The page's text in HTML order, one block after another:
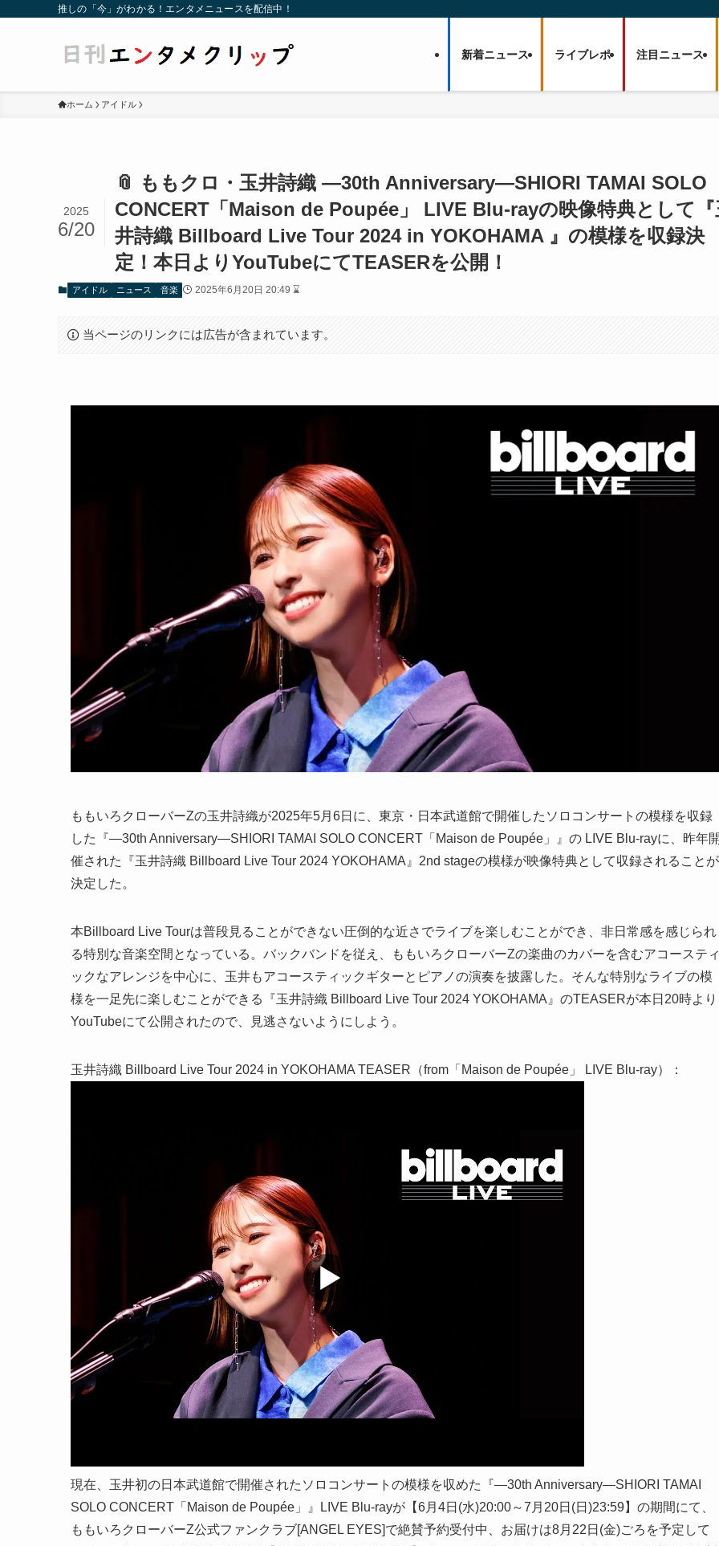
推しの「今」がわかる！エンタメニュースを配信中！
新着ニュース ライブレポ 注目ニュース
ホーム アイドル
📎 ももクロ・玉井詩織 ―30th Anniversary―SHIORI TAMAI SOLO
CONCERT「Maison de Poupée」 LIVE Blu-rayの映像特典として『
井詩織 Billboard Live Tour 2024 in YOKOHAMA 』の模様を収録決
定！本日よりYouTubeにてTEASERを公開！
2025
6/20
アイドル ニュース 音楽 2025年6月20日 20:49 ⌛
当ページのリンクには広告が含まれています。
ももいろクローバーZの玉井詩織が2025年5月6日に、東京・日本武道館で開催したソロコンサートの模様を収録
した『―30th Anniversary―SHIORI TAMAI SOLO CONCERT「Maison de Poupée」』の LIVE Blu-rayに、昨年
催された『玉井詩織 Billboard Live Tour 2024 YOKOHAMA』2nd stageの模様が映像特典として収録されることが
決定した。
本Billboard Live Tourは普段見ることができない圧倒的な近さでライブを楽しむことができ、非日常感を感じられ
る特別な音楽空間となっている。バックバンドを従え、ももいろクローバーZの楽曲のカバーを含むアコーステ
ックなアレンジを中心に、玉井もアコースティックギターとピアノの演奏を披露した。そんな特別なライブの模
様を一足先に楽しむことができる『玉井詩織 Billboard Live Tour 2024 YOKOHAMA』のTEASERが本日20時より
YouTubeにて公開されたので、見逃さないようにしよう。
玉井詩織 Billboard Live Tour 2024 in YOKOHAMA TEASER（from「Maison de Poupée」 LIVE Blu-ray）：
現在、玉井初の日本武道館で開催されたソロコンサートの模様を収めた『―30th Anniversary―SHIORI TAMAI
SOLO CONCERT「Maison de Poupée」』LIVE Blu-rayが【6月4日(水)20:00～7月20日(日)23:59】の期間にて、
ももいろクローバーZ公式ファンクラブ[ANGEL EYES]で絶賛予約受付中、お届けは8月22日(金)ごろを予定して